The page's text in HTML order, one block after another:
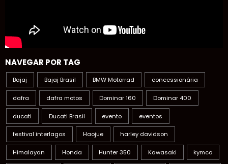
NAVEGAR POR TAG
Bajaj Bajaj Brasil BMW Motorrad concessionária
dafra dafra motos Dominar 160 Dominar 400
ducati Ducati Brasil evento eventos
festival interlagos Haojue harley davidson
Himalayan Honda Hunter 350 Kawasaki kymco